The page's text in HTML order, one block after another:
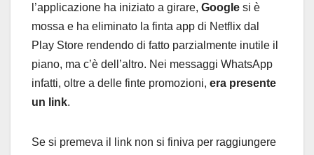
l’applicazione ha iniziato a girare, Google si è
mossa e ha eliminato la finta app di Netflix dal
Play Store rendendo di fatto parzialmente inutile il
piano, ma c’è dell’altro. Nei messaggi WhatsApp
infatti, oltre a delle finte promozioni, era presente
un link.
Se si premeva il link non si finiva per raggiungere